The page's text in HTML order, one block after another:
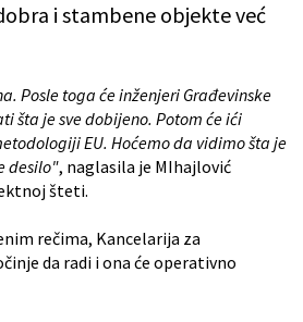
i stambene objekte već
Posle toga će inženjeri Građevinske
šta je sve dobijeno. Potom će ići
EU. Hoćemo da vidimo šta je
desilo", naglasila je MIhajlović
šteti.
rečima, Kancelarija za
da radi i ona će operativno